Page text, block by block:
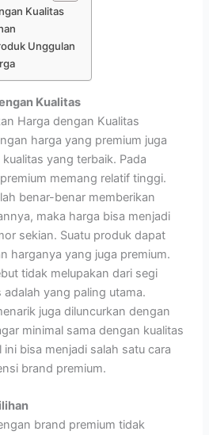
Kualitas
Unggulan
Kualitas
harga yang premium juga
yang terbaik. Pada
memang relatif tinggi.
benar-benar memberikan
maka harga bisa menjadi
sekian. Suatu produk dapat
harganya yang juga premium.
tidak melupakan dari segi
yang paling utama.
juga diluncurkan dengan
minimal sama dengan kualitas
bisa menjadi salah satu cara
brand premium.
brand premium tidak